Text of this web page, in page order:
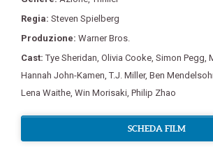
Regia: Steven Spielberg
Produzione: Warner Bros.
Cast:Tye Sheridan Olivia Cooke Simon Pegg
Hannah John-Kamen ,T.J. Miller, Ben
Lena Waithe Win Morisaki Philip Zhao
SCHEDA FILM